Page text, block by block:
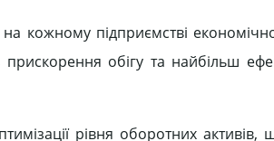
кожному підприємстві
обігу та найбільш
рівня оборотних активів,